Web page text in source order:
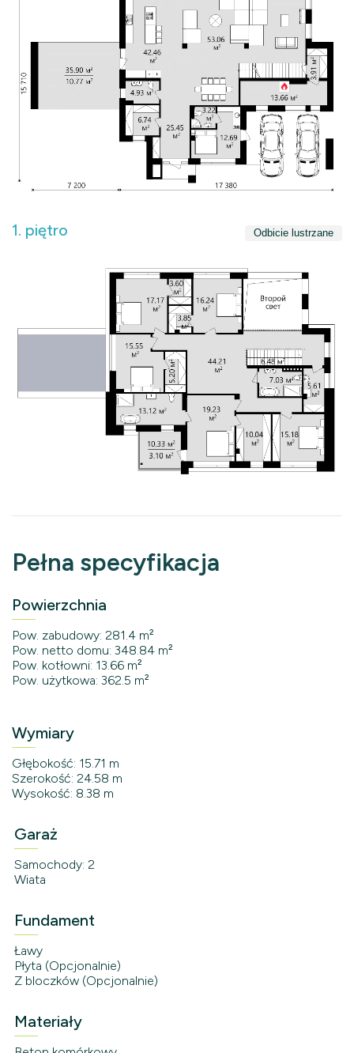
1. piętro Odbicie lustrzane
Pełna specyfikacja
Powierzchnia
Pow. zabudowy: 281.4 m²
Pow. netto domu: 348.84 m²
Pow. kotłowni: 13.66 m²
Pow. użytkowa: 362.5 m²
Wymiary
Głębokość: 15.71 m
Szerokość: 24.58 m
Wysokość: 8.38 m
Garaż
Samochody: 2
Wiata
Fundament
Ławy
Płyta (Opcjonalnie)
Z bloczków (Opcjonalnie)
Materiały